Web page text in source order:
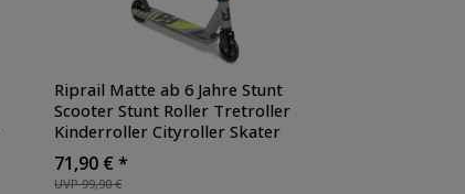
Riprail Matte ab 6 Jahre Stunt
Scooter Stunt Roller Tretroller
Kinderroller Cityroller Skater
Roller Freestyle für Tricks
Kickscooter
UVP 99,90 €
71,90 € *